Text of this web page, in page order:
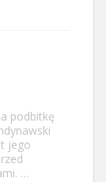
podbitkę
jego
…